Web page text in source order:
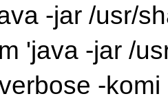
-jar /usr/
'java -jar /
-